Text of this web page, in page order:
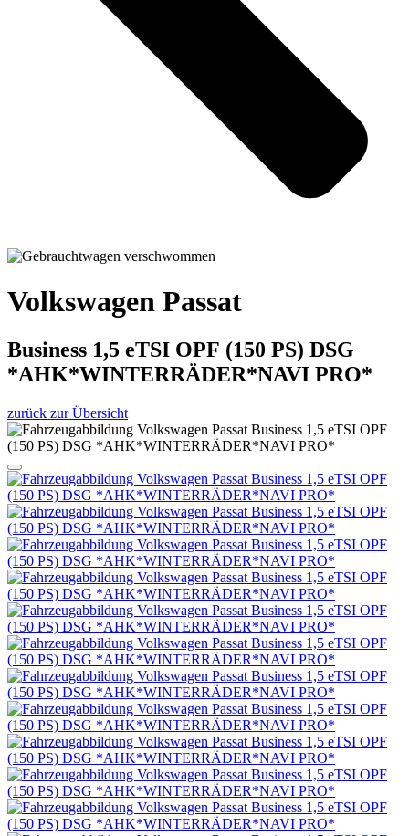
Volkswagen Passat
Business 1,5 eTSI OPF (150 PS) DSG
*AHK*WINTERRÄDER*NAVI PRO*
zurück zur Übersicht